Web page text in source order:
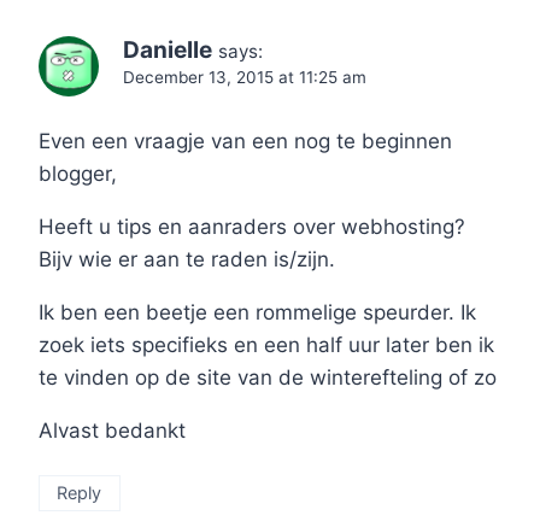
Danielle says:
December 13, 2015 at 11:25 am
Even een vraagje van een nog te beginnen
blogger,
Heeft u tips en aanraders over webhosting?
Bijv wie er aan te raden is/zijn.
Ik ben een beetje een rommelige speurder. Ik
zoek iets specifieks en een half uur later ben ik
te vinden op de site van de winterefteling of zo
Alvast bedankt
Reply